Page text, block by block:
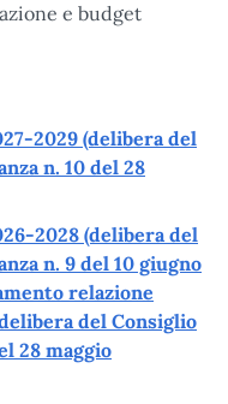
e budget
2029 (delibera del
n. 10 del 28
2028 (delibera del
n. 9 del 10 giugno
relazione
del Consiglio
28 maggio